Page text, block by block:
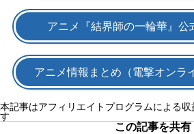
アニメ『結界師の一輪華』公
アニメ情報まとめ（電撃オンラ
本記事はアフィリエイトプログラムによる
す
この記事を共有